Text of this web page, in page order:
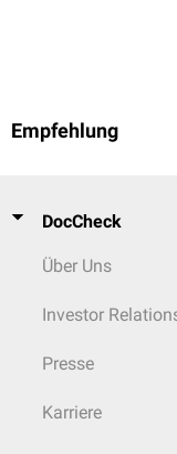
Empfehlung
DocCheck
Über Uns
Investor
Presse
Karriere